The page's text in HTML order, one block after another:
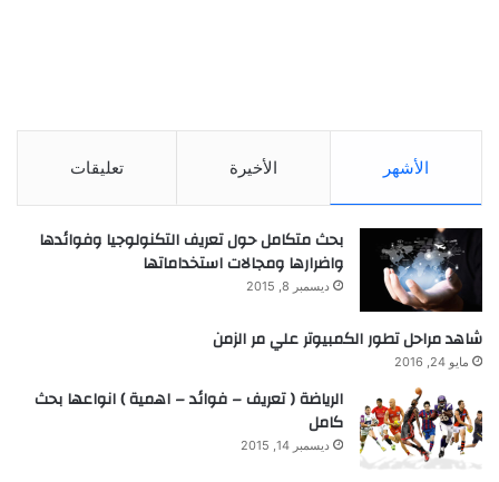
الأشهر الأخيرة تعليقات
بحث متكامل حول تعريف التكنولوجيا وفوائدها
واضرارها ومجالات استخداماتها
ديسمبر 8, 2015
شاهد مراحل تطور الكمبيوتر علي مر الزمن
مايو 24, 2016
الرياضة ( تعريف – فوائد – اهمية ) انواعها بحث
كامل
ديسمبر 14, 2015